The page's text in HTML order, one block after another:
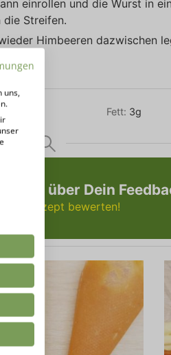
einrollen und die Wurst in
die Streifen.
Himbeeren dazwischen
Fett: 3g
uns über Dein
und Rezept bewerten!
uns,